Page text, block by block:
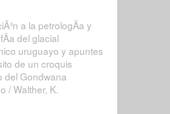
a la petrologÃ­a y
del glacial
uruguayo y apuntes
de un croquis
del Gondwana
/ Walther, K.